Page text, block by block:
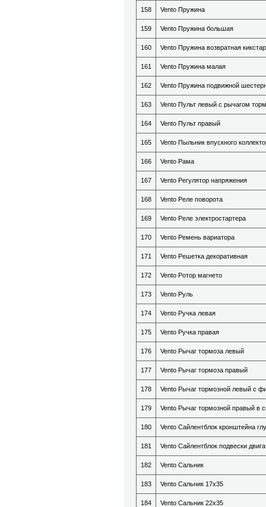
158 Vento Пружина
159 Vento Пружина большая
160 Vento Пружина возвратная
161 Vento Пружина малая
162 Vento Пружина подвижной
163 Vento Пульт левый с рычагом
164 Vento Пульт правый
165 Vento Пыльник впускного
166 Vento Рама
167 Vento Регулятор напряжения
168 Vento Реле поворота
169 Vento Реле электростартера
170 Vento Ремень вариатора
171 Vento Решетка декоративная
172 Vento Ротор магнето
173 Vento Руль
174 Vento Ручка левая
175 Vento Ручка правая
176 Vento Рычаг тормоза левый
177 Vento Рычаг тормоза правый
178 Vento Рычаг тормозной левый с
179 Vento Рычаг тормозной правый в
180 Vento Сайлентблок кронштейна
181 Vento Сайлентблок подвески
182 Vento Сальник
183 Vento Сальник 17х35
184 Vento Сальник 22х35